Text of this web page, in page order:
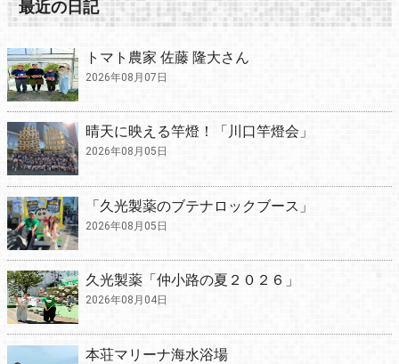
最近の日記
トマト農家 佐藤 隆大さん
2026年08月07日
晴天に映える竿燈！「川口竿燈会」
2026年08月05日
「久光製薬のブテナロックブース」
2026年08月05日
久光製薬「仲小路の夏２０２６」
2026年08月04日
本荘マリーナ海水浴場